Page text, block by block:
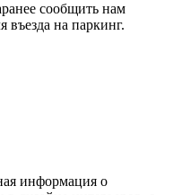
сообщить нам
въезда на паркинг.
информация о